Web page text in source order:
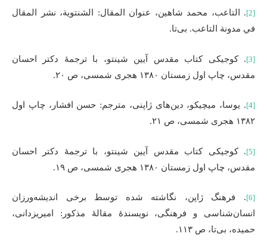
[2]. التاعب، محمد شاهین، عنوان المقال: الشنتویة، نشر المقال
في مدونة التاعب. بی‌تا.
[3]. کوجیکی کتاب مقدس آیین شینتو، با ترجمۀ دکتر احسان
مقدس، چاپ اول زمستان ۱۳۸۰ هجری شمسی، ص ۲۰.
[4]. یوسا، میچیکو، دین‌های ژاپنی، مترجم: حسن افشار، چاپ اول
۱۳۸۲ هجری شمسی، ص ۲۱.
[5]. کوجیکی کتاب مقدس آیین شینتو، با ترجمۀ دکتر احسان
مقدس، چاپ اول زمستان ۱۳۸۰ هجری شمسی، ص ۱۹.
[6]. فرهنگ ژاپن، نگاشته شده توسط برخی اندیشه‌ورزان
انسان‌شناسی و فرهنگی، نویسندۀ مقالۀ مذکور: امیریزدانی،
حمیده، بی‌تا، ص ۱۱۳.